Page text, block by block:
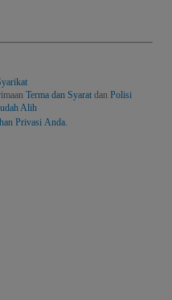
Terma dan Syarat dan Polisi
Alih
Privasi Anda.